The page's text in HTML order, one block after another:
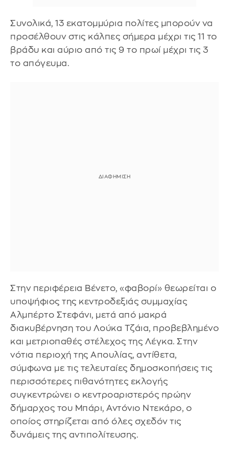
Συνολικά, 13 εκατομμύρια πολίτες μπορούν να
προσέλθουν στις κάλπες σήμερα μέχρι τις 11 το
βράδυ και αύριο από τις 9 το πρωί μέχρι τις 3
το απόγευμα.
Στην περιφέρεια Βένετο, «φαβορί» θεωρείται ο
υποψήφιος της κεντροδεξιάς συμμαχίας
Αλμπέρτο Στεφάνι, μετά από μακρά
διακυβέρνηση του Λούκα Τζάια, προβεβλημένο
και μετριοπαθές στέλεχος της Λέγκα. Στην
νότια περιοχή της Απουλίας, αντίθετα,
σύμφωνα με τις τελευταίες δημοσκοπήσεις τις
περισσότερες πιθανότητες εκλογής
συγκεντρώνει ο κεντροαριστερός πρώην
δήμαρχος του Μπάρι, Αντόνιο Ντεκάρο, ο
οποίος στηρίζεται από όλες σχεδόν τις
δυνάμεις της αντιπολίτευσης.